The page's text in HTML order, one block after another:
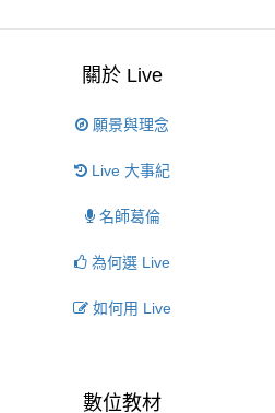
關於 Live
願景與理念
Live 大事紀
名師葛倫
為何選 Live
如何用 Live
數位教材